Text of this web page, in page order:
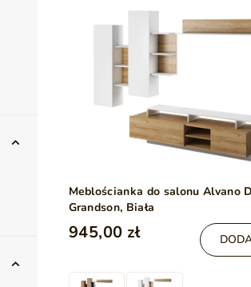
Meblościanka do salonu Alvano
Grandson, Biała
945,00 zł